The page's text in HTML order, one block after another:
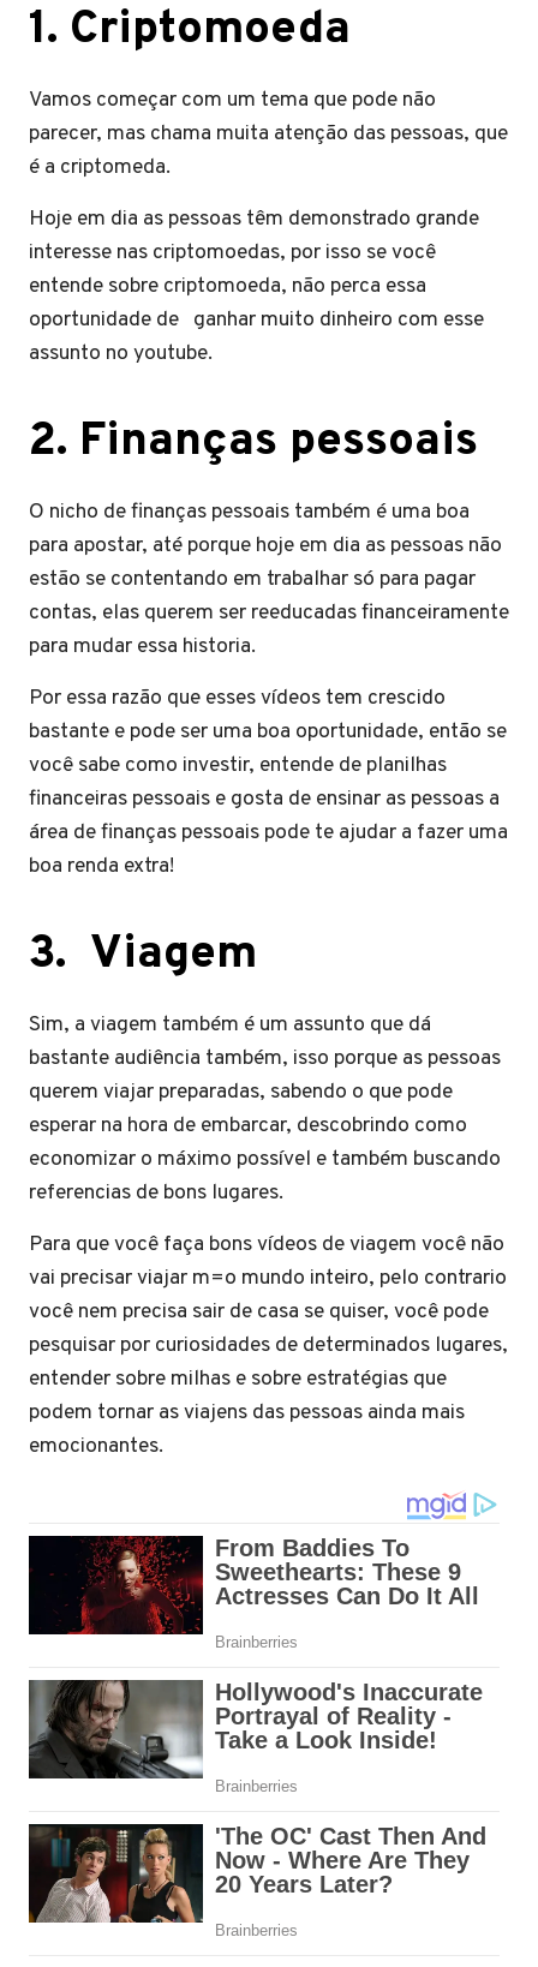
1. Criptomoeda
Vamos começar com um tema que pode não
parecer, mas chama muita atenção das pessoas, que
é a criptomeda.
Hoje em dia as pessoas têm demonstrado grande
interesse nas criptomoedas, por isso se você
entende sobre criptomoeda, não perca essa
oportunidade de ganhar muito dinheiro com esse
assunto no youtube.
2. Finanças pessoais
O nicho de finanças pessoais também é uma boa
para apostar, até porque hoje em dia as pessoas não
estão se contentando em trabalhar só para pagar
contas, elas querem ser reeducadas financeiramente
para mudar essa historia.
Por essa razão que esses vídeos tem crescido
bastante e pode ser uma boa oportunidade, então se
você sabe como investir, entende de planilhas
financeiras pessoais e gosta de ensinar as pessoas a
área de finanças pessoais pode te ajudar a fazer uma
boa renda extra!
3. Viagem
Sim, a viagem também é um assunto que dá
bastante audiência também, isso porque as pessoas
querem viajar preparadas, sabendo o que pode
esperar na hora de embarcar, descobrindo como
economizar o máximo possível e também buscando
referencias de bons lugares.
Para que você faça bons vídeos de viagem você não
vai precisar viajar m=o mundo inteiro, pelo contrario
você nem precisa sair de casa se quiser, você pode
pesquisar por curiosidades de determinados lugares,
entender sobre milhas e sobre estratégias que
podem tornar as viajens das pessoas ainda mais
emocionantes.